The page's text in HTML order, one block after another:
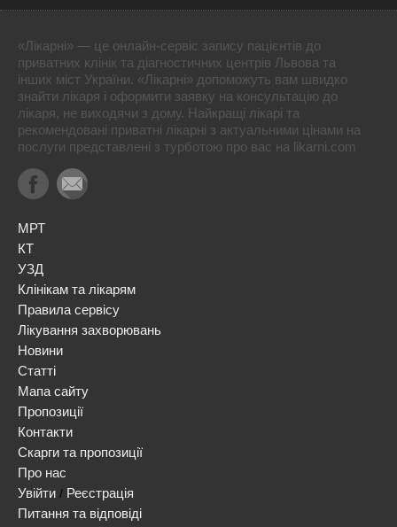
«Лікарні» — це онлайн-сервіс запису пацієнтів до
приватних клінік та діагностичних центрів Львова та
інших міст України. «Лікарні» допоможуть вам швидко
знайти лікаря і оформити заявку на консультацію до
лікаря, не виходячи з дому. Найкращі лікарі та
рекомендовані приватні лікарні з актуальними цінами на
послуги представлені з турботою про вас на likarni.com
МРТ
КТ
УЗД
Клінікам та лікарям
Правила сервісу
Лікування захворювань
Новини
Статті
Мапа сайту
Пропозиції
Контакти
Скарги та пропозиції
Про нас
Увійти / Реєстрація
Питання та відповіді